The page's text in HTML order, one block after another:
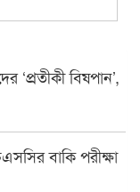
‘প্রতীকী বিষপান’,
বাকি পরীক্ষা